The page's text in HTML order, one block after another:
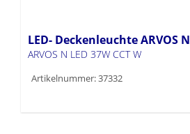
LED- Deckenleuchte ARVOS N
ARVOS N LED 37W CCT W
Artikelnummer: 37332